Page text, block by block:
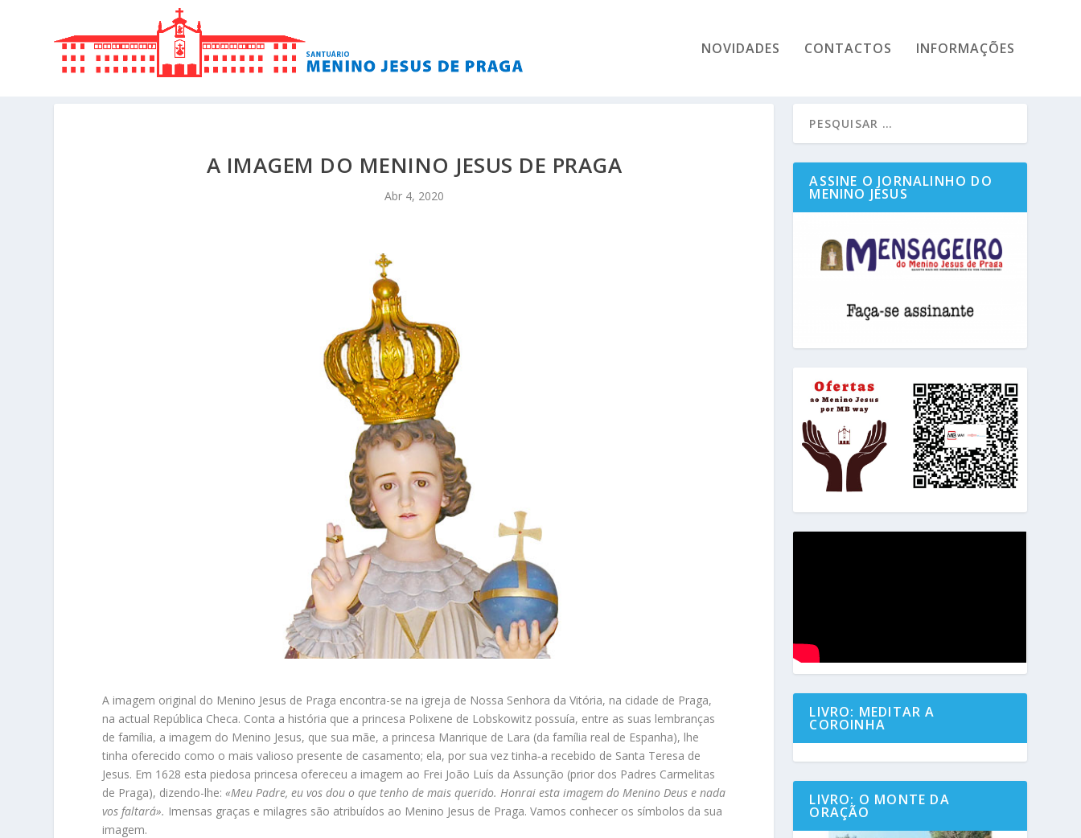
NOVIDADES CONTACTOS INFORMAÇÕES
A IMAGEM DO MENINO JESUS DE PRAGA
Abr 4, 2020
A imagem original do Menino Jesus de Praga encontra-se na igreja de Nossa Senhora da Vitória, na cidade de Praga,
na actual República Checa. Conta a história que a princesa Polixene de Lobskowitz possuía, entre as suas lembranças
de família, a imagem do Menino Jesus, que sua mãe, a princesa Manrique de Lara (da família real de Espanha), lhe
tinha oferecido como o mais valioso presente de casamento; ela, por sua vez tinha‑a recebido de Santa Teresa de
Jesus. Em 1628 esta piedosa princesa ofereceu a imagem ao Frei João Luís da Assunção (prior dos Padres Carmelitas
de Praga), dizendo-lhe:«Meu Padre, eu vos dou o que tenho de mais querido. Honrai esta imagem do Menino Deus e nada
vos faltará». Imensas graças e milagres são atribuídos ao Menino Jesus de Praga. Vamos conhecer os símbolos da sua
imagem.
ASSINE O JORNALINHO DO
MENINO JESUS
LIVRO: MEDITAR A
COROINHA
LIVRO: O MONTE DA
ORAÇÃO